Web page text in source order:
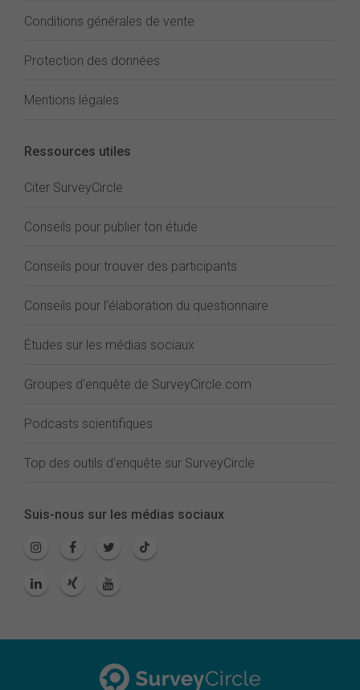
Conditions générales de vente
Protection des données
Mentions légales
Ressources utiles
Citer SurveyCircle
Conseils pour publier ton étude
Conseils pour trouver des participants
Conseils pour l'élaboration du questionnaire
Études sur les médias sociaux
Groupes d'enquête de SurveyCircle.com
Podcasts scientifiques
Top des outils d'enquête sur SurveyCircle
Suis-nous sur les médias sociaux